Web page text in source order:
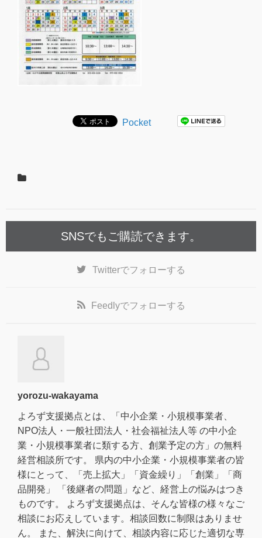
Pocket
SNSでもご購読できます。
Twitterでフォローする
Feedlyでフォローする
yorozu-wakayama
よろず支援拠点とは、「中小企業・小規模事業者、
NPO法人・一般社団法人・社会福祉法人等 の中小企
業・小規模事業者に類する方、創業予定の方」の無料
経営相談所です。 県内の中小企業・小規模事業者の皆
様にとって、「売上拡大」「資金繰り」「創業」「商
品開発」 「後継者の問題」など、経営上の悩みはつき
ものです。 よろず支援拠点は、そんな皆様の様々なご
相談にお応えしています。相談回数に制限はありませ
ん。 また、解決に向けて、相談内容に応じた適切な専